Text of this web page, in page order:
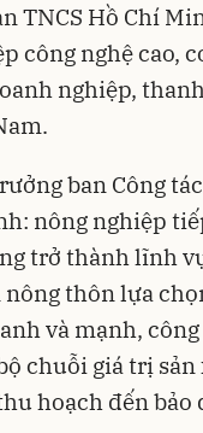
TNCS Hồ Chí
công nghệ cao,
nghiệp,
ban Công
nông nghiệp
trở thành lĩnh
thôn lựa
và mạnh,
chuỗi giá trị sản
hoạch đến bảo